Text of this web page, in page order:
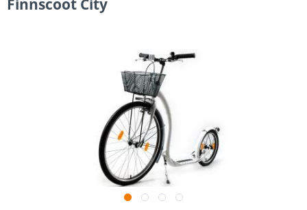
Finnscoot City